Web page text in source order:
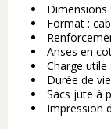
Dimensions
Format :
Anses en
Charge utile
Durée de
Sacs jute à
Impression